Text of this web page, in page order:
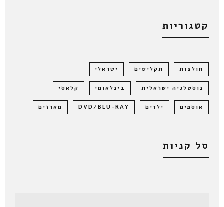
קטגוריות
חולצות תקליטים ישראלי
נוסטלגיה ישראלית בינלאומי קלאסי
אוספים ילדים DVD/BLU-RAY מארזים
סל קניות